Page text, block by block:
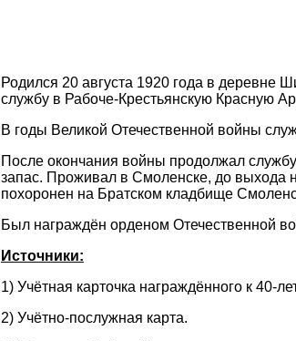
Родился 20 августа 1920 года в деревне
службу в Рабоче-Крестьянскую Красную
В годы Великой Отечественной войны
После окончания войны продолжал
запас. Проживал в Смоленске, до выхода
похоронен на Братском кладбище
Был награждён орденом Отечественной
Источники:
1) Учётная карточка награждённого к 40-
2) Учётно-послужная карта.